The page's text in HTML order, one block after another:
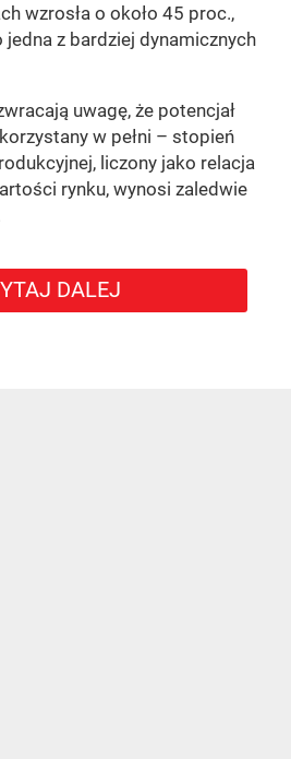
wzrosła o około 45 proc.,
z bardziej dynamicznych
uwagę, że potencjał
w pełni – stopień
liczony jako relacja
rynku, wynosi zaledwie
DALEJ